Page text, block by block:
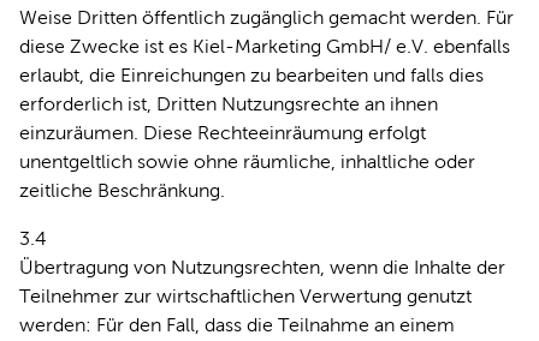
Weise Dritten öffentlich zugänglich gemacht werden. Für
diese Zwecke ist es Kiel-Marketing GmbH/ e.V. ebenfalls
erlaubt, die Einreichungen zu bearbeiten und falls dies
erforderlich ist, Dritten Nutzungsrechte an ihnen
einzuräumen. Diese Rechteeinräumung erfolgt
unentgeltlich sowie ohne räumliche, inhaltliche oder
zeitliche Beschränkung.
3.4
Übertragung von Nutzungsrechten, wenn die Inhalte der
Teilnehmer zur wirtschaftlichen Verwertung genutzt
werden: Für den Fall, dass die Teilnahme an einem